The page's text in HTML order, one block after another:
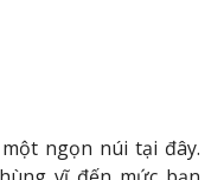
ngọn núi tại đây.